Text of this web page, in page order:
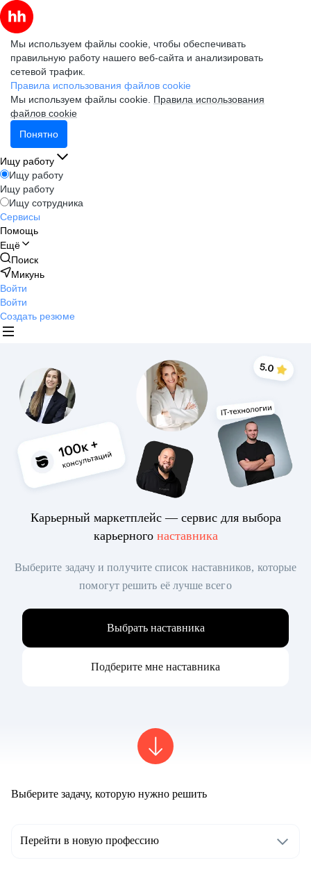
Мы используем файлы cookie, чтобы обеспечивать
правильную работу нашего веб-сайта и анализировать
сетевой трафик.
Правила использования файлов cookie
Мы используем файлы cookie. Правила использования
файлов cookie
Понятно
Ищу работу
Ищу работу
Ищу работу
Ищу сотрудника
Сервисы
Помощь
Ещё
Поиск
Микунь
Войти
Войти
Создать резюме
Карьерный маркетплейс — сервис для выбора
карьерного наставника
Выберите задачу и получите список наставников, которые
помогут решить её лучше всего
Выбрать наставника
Подберите мне наставника
Выберите задачу, которую нужно решить
Перейти в новую профессию